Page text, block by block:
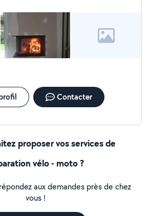
très bricoleur.
Contacter
proposer vos services de
vélo - moto ?
aux demandes près de chez
vous !